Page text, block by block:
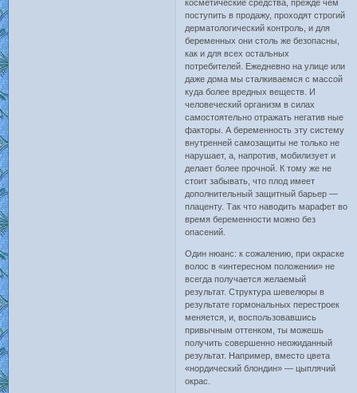
косметические средства, прежде чем
поступить в продажу, проходят строгий
дерматологический контроль, и для
беременных они столь же безопасны,
как и для всех остальных
потребителей. Ежедневно на улице или
даже дома мы сталкиваемся с массой
куда более вредных веществ. И
человеческий организм в силах
самостоятельно отражать негатив ные
факторы. А беременность эту систему
внутренней самозащиты не только не
нарушает, а, напротив, мобилизует и
делает более прочной. К тому же не
стоит забывать, что плод имеет
дополнительный защитный барьер —
плаценту. Так что наводить марафет во
время беременности можно без
опасений.
Один нюанс: к сожалению, при окраске
волос в «интересном положении» не
всегда получается желаемый
результат. Структура шевелюры в
результате гормональных перестроек
меняется, и, воспользовавшись
привычным оттенком, ты можешь
получить совершенно неожиданный
результат. Например, вместо цвета
«нордический блондин» — цыплячий
окрас.